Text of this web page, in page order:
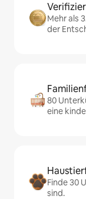
Mehr als
der
80
eine
Finde 30
sind.